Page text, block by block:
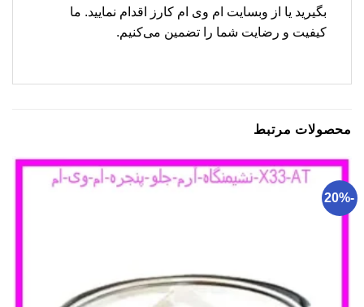
بگیرید یا از وبسایت ام وی ام کارز اقدام نمایید. ما
کیفیت و رضایت شما را تضمین می‌کنیم.
محصولات مرتبط
-20%